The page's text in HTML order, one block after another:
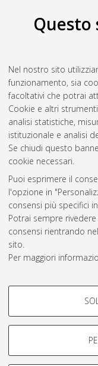
Questo
Nel nostro sito
funzionamento, sia
facoltativi che potrai
Cookie e altri
analisi statistiche,
istituzionale e analisi
Se chiudi questo
cookie necessari.
Puoi esprimere il
l'opzione in
consensi più specifici
Potrai sempre
consensi rientrando
sito.
Per maggiori
COOKIE DI
Si tratta di cookie
navigazione degli
Atom
Rss 1.0
Rss 2.0
ISSN: 2038-7946
Impostazioni
Informativa sulla
Condizioni d’uso